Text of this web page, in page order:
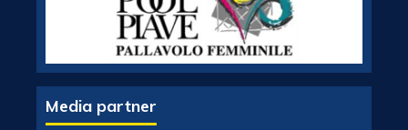
Media partner